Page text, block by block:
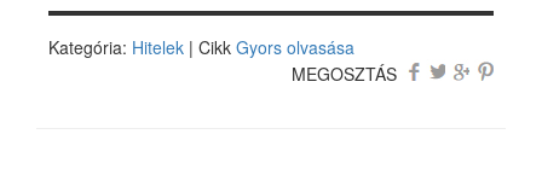
Kategória: Hitelek | Cikk Gyors olvasása
MEGOSZTÁS